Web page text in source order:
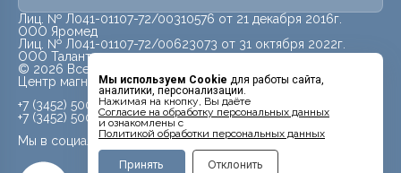
Мы используем Cookie для работы сайта,
аналитики, персонализации.
Нажимая на кнопку, Вы даёте
Cогласие на обработку персональных данных
и ознакомлены с
Политикой обработки персональных данных
Принять Отклонить
Лиц. № Л041-01107-72/00310576 от 21 декабря 2016г.
ООО Яромед
Лиц. № Л041-01107-72/00623073 от 31 октября 2022г.
ООО Талант
© 2026 Все права защищены.
Центр магнитно-резонансной томографии «МРТ Лидер»
Мы в социальных сетях
+7 (3452) 500-914
+7 (3452) 500-944